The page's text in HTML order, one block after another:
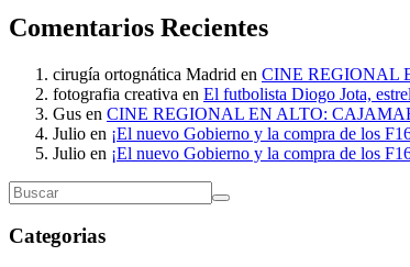
Comentarios Recientes
cirugía ortognática Madrid en CINE REGIONAL
fotografia creativa en El futbolista Diogo Jota,
Gus en CINE REGIONAL EN ALTO:
Julio en ¡El nuevo Gobierno y la compra de los
Julio en ¡El nuevo Gobierno y la compra de los
Categorias